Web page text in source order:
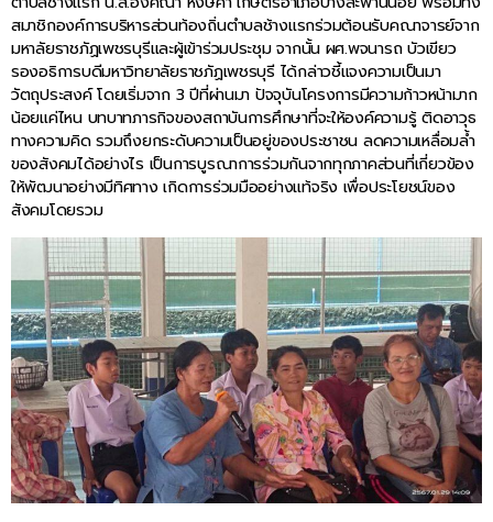
สมาชิกองค์การบริหารส่วนท้องถิ่นตำบลช้างแรกร่วมต้อนรับคณาจารย์จาก
มหาลัยราชภัฏเพชรบุรีและผู้เข้าร่วมประชุม จากนั้น ผศ.พจนารถ บัวเขียว
รองอธิการบดีมหาวิทยาลัยราชภัฏเพชรบุรี ได้กล่าวชี้แจงความเป็นมา
วัตถุประสงค์ โดยเริ่มจาก 3 ปีที่ผ่านมา ปัจจุบันโครงการมีความก้าวหน้ามาก
น้อยแค่ไหน บทบาทภารกิจของสถาบันการศึกษาที่จะให้องค์ความรู้ ติดอาวุธ
ทางความคิด รวมถึงยกระดับความเป็นอยู่ของประชาชน ลดความเหลื่อมล้ำ
ของสังคมได้อย่างไร เป็นการบูรณาการร่วมกันจากทุกภาคส่วนที่เกี่ยวข้อง
ให้พัฒนาอย่างมีทิศทาง เกิดการร่วมมืออย่างแท้จริง เพื่อประโยชน์ของ
สังคมโดยรวม